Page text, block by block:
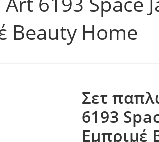
Beauty Home
Σετ
6193
Εμπριμέ